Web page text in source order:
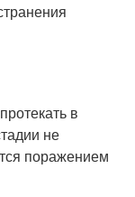
в
не
поражением